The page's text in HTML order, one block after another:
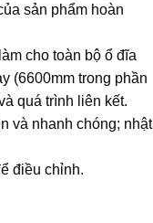
sản phẩm hoàn
cho toàn bộ ổ đĩa
(6600mm trong phần
quá trình liên kết.
và nhanh chóng; nhật
điều chỉnh.